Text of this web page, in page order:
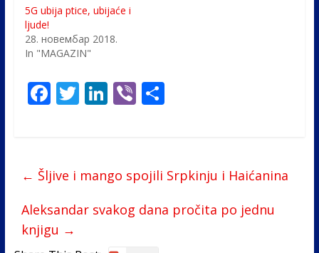
5G ubija ptice, ubijaće i
ljude!
28. новембар 2018.
In "MAGAZIN"
F
o
o
k
T Li
dI
n
Vi S
← Šljive i mango spojili Srpkinju i Haićanina
Aleksandar svakog dana pročita po jednu
knjigu →